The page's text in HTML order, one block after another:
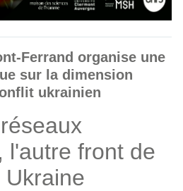
Ferrand organise une
sur la dimension
ukrainien
l'autre front de